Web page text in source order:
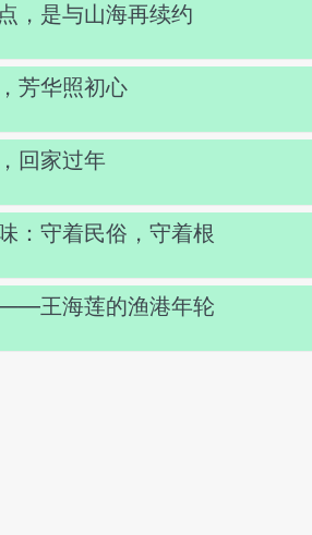
，是与山海再续约
芳华照初心
回家过年
：守着民俗，守着根
王海莲的渔港年轮